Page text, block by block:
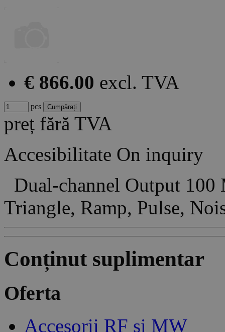
€ 866.00 excl. TVA
pcs
preț fără TVA
Accesibilitate On inquiry
Dual-channel Output
Triangle, Ramp, Pulse,
Conținut suplimentar
Oferta
Accesorii RF și MW